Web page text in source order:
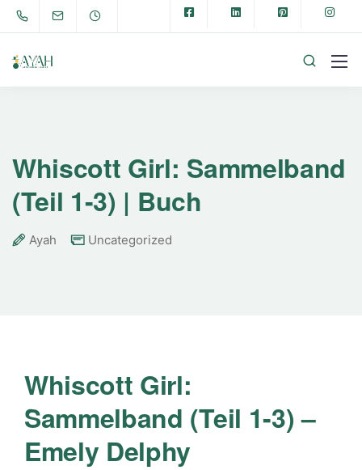
Whiscott Girl: Sammelband
(Teil 1-3) | Buch
Ayah Uncategorized
Whiscott Girl:
Sammelband (Teil 1-3) –
Emely Delphy